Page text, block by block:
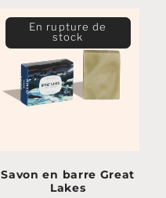
En rupture de
stock
Savon en barre Great
Lakes